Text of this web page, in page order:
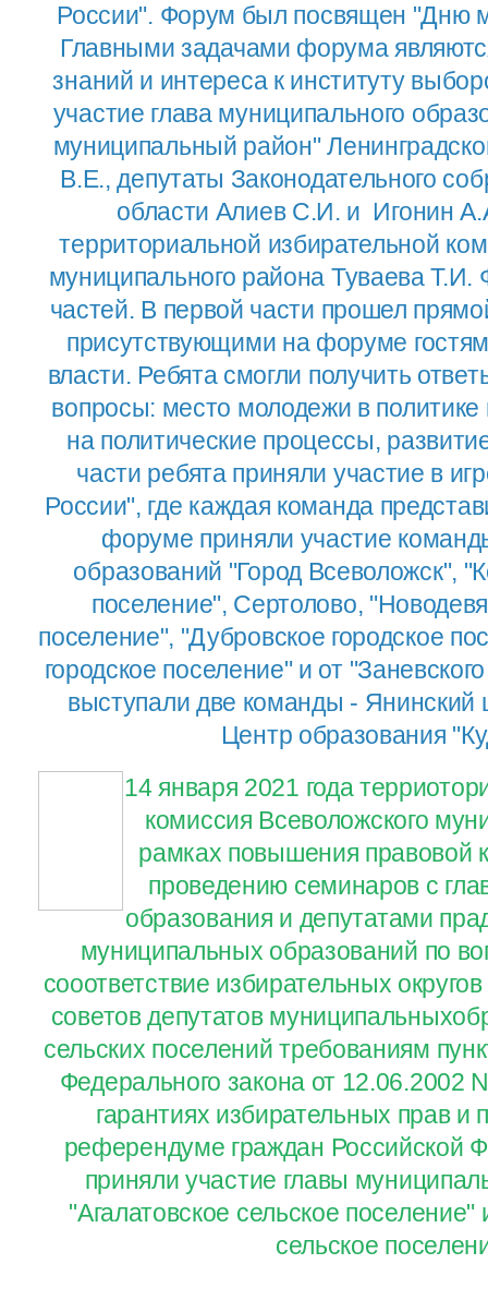
России". Форум был посвящен "Дню
Главными задачами форума
знаний и интереса к институту
участие глава муниципального
муниципальный район"
В.Е., депутаты Законодательного
области Алиев С.И. и Игонин
территориальной избирательной
муниципального района Туваева Т.И.
частей. В первой части прошел
присутствующими на форуме
власти. Ребята смогли получить
вопросы: место молодежи в политике
на политические процессы,
части ребята приняли участие в
России", где каждая команда
форуме приняли участие
образований "Город Всеволожск",
поселение", Сертолово,
поселение", "Дубровское городское
городское поселение" и от
выступали две команды - Янинский
Центр образования
14 января 2021 года
комиссия Всеволожского
рамках повышения правовой
проведению семинаров с
образования и депутатами
муниципальных образований по
сооответствие избирательных
советов депутатов
сельских поселений требованиям
Федерального закона от
гарантиях избирательных прав и
референдуме граждан Российской
приняли участие главы
"Агалатовское сельское
сельское